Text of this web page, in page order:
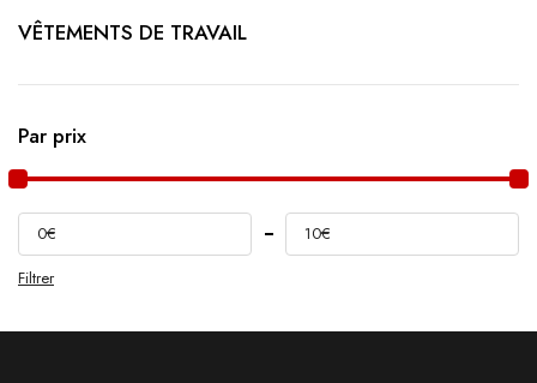
VÊTEMENTS DE TRAVAIL
Par prix
Filtrer
0€ 10€